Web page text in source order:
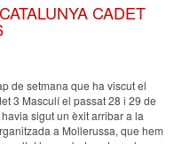
CADET
de setmana que ha viscut el
3 Masculí el passat 28 i 29 de
sigut un èxit arribar a la
a Mollerussa, que hem